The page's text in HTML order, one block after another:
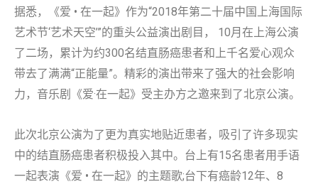
据悉，《爱 • 在一起》作为“2018年第二十届中国上海国际
艺术节‘艺术天空’”的重头公益演出剧目， 10月在上海公演
了二场，累计为约300名结直肠癌患者和上千名爱心观众
带去了满满“正能量”。精彩的演出带来了强大的社会影响
力，音乐剧《爱·在一起》受主办方之邀来到了北京公演。
此次北京公演为了更为真实地贴近患者，吸引了许多现实
中的结直肠癌患者积极投入其中。台上有15名患者用手语
一起表演《爱 • 在一起》的主题歌;台下有癌龄12年、8